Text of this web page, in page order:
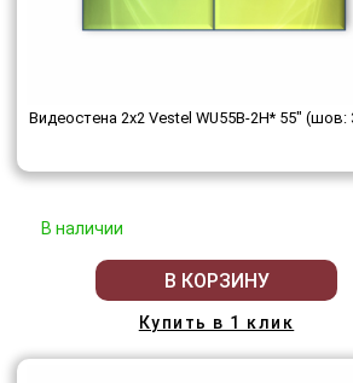
Видеостена 2x2 Vestel WU55B-2H* 55" (шов:
В наличии
В КОРЗИНУ
Купить в 1 клик